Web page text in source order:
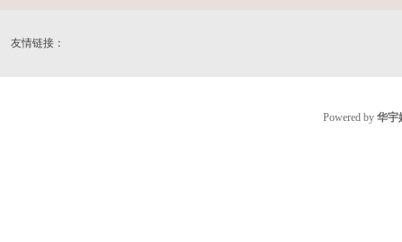
友情链接：
Powered by 华宇